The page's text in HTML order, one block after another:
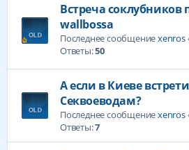
Встреча соклубников
wallbossa
Последнее сообщениеxenros
Ответы:50
А если в Киеве
Секвоеводам?
Последнее сообщениеxenros
Ответы:7